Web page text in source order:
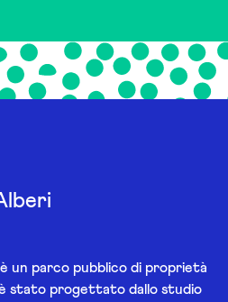
un parco pubblico di proprietà
è stato progettato dallo studio